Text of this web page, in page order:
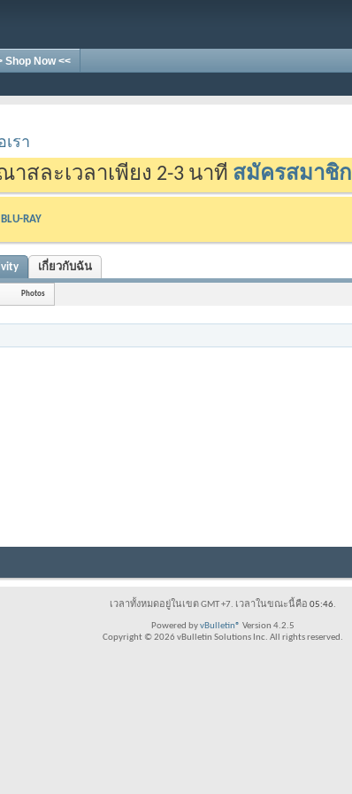
Shop Now <<
รา
าสละเวลาเพียง 2-3 นาที สมัครสมาชิก
RAY
เกี่ยวกับฉัน
Photos
เวลาทั้งหมดอยู่ในเขต GMT +7. เวลาในขณะนี้คือ 05:46.
Powered byvBulletin® Version 4.2.5
Copyright © 2026 vBulletin Solutions Inc. All rights reserved.